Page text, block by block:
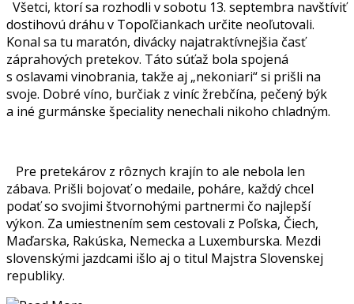
Všetci, ktorí sa rozhodli v sobotu 13. septembra navštíviť
dostihovú dráhu v Topoľčiankach určite neoľutovali.
Konal sa tu maratón, divácky najatraktívnejšia časť
záprahových pretekov. Táto súťaž bola spojená
s oslavami vinobrania, takže aj „nekoniari“ si prišli na
svoje. Dobré víno, burčiak z viníc žrebčína, pečený býk
a iné gurmánske špeciality nenechali nikoho chladným.
Pre pretekárov z rôznych krajín to ale nebola len
zábava. Prišli bojovať o medaile, poháre, každý chcel
podať so svojimi štvornohými partnermi čo najlepší
výkon. Za umiestnením sem cestovali z Poľska, Čiech,
Maďarska, Rakúska, Nemecka a Luxemburska. Mezdi
slovenskými jazdcami išlo aj o titul Majstra Slovenskej
republiky.